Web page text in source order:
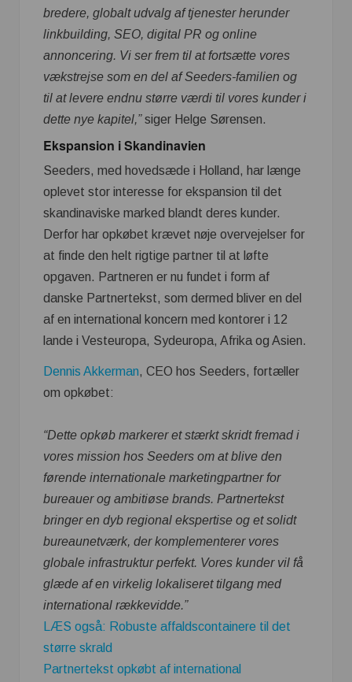
bredere, globalt udvalg af tjenester herunder
linkbuilding, SEO, digital PR og online
annoncering. Vi ser frem til at fortsætte vores
vækstrejse som en del af Seeders-familien og
til at levere endnu større værdi til vores kunder i
dette nye kapitel,”siger Helge Sørensen.
Ekspansion i Skandinavien
Seeders, med hovedsæde i Holland, har længe
oplevet stor interesse for ekspansion til det
skandinaviske marked blandt deres kunder.
Derfor har opkøbet krævet nøje overvejelser for
at finde den helt rigtige partner til at løfte
opgaven. Partneren er nu fundet i form af
danske Partnertekst, som dermed bliver en del
af en international koncern med kontorer i 12
lande i Vesteuropa, Sydeuropa, Afrika og Asien.
Dennis Akkerman, CEO hos Seeders, fortæller
om opkøbet:
“Dette opkøb markerer et stærkt skridt fremad i
vores mission hos Seeders om at blive den
førende internationale marketingpartner for
bureauer og ambitiøse brands. Partnertekst
bringer en dyb regional ekspertise og et solidt
bureaunetværk, der komplementerer vores
globale infrastruktur perfekt. Vores kunder vil få
glæde af en virkelig lokaliseret tilgang med
international rækkevidde.”
LÆS også: Robuste affaldscontainere til det
større skrald
Partnertekst opkøbt af international